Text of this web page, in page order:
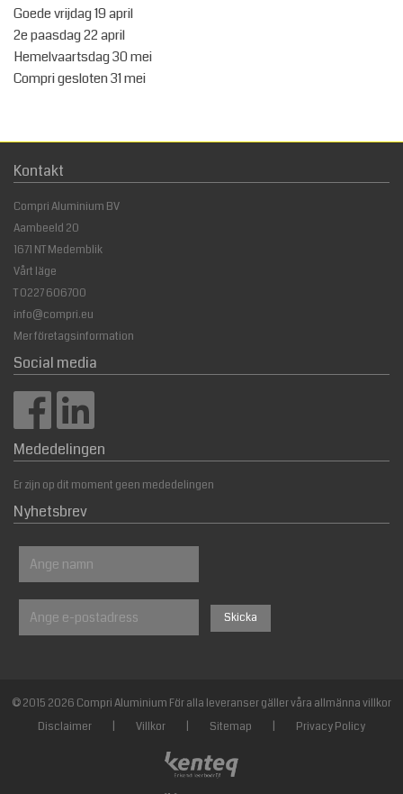
Goede vrijdag 19 april
2e paasdag 22 april
Hemelvaartsdag 30 mei
Compri gesloten 31 mei
Kontakt
Compri Aluminium BV
Aambeeld 20
1671 NT Medemblik
Vårt läge
T0227 606700
info@compri.eu
Mer företagsinformation
Social media
Mededelingen
Er zijn op dit moment geen mededelingen
Nyhetsbrev
© 2015 2026 Compri Aluminium För alla leveranser gäller våra allmänna villkor
Disclaimer
Villkor Sitemap Privacy Policy